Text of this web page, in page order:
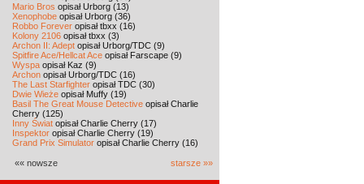
Mario Bros opisał Urborg (13)
Xenophobe opisał Urborg (36)
Robbo Forever opisał tbxx (16)
Kolony 2106 opisał tbxx (3)
Archon II: Adept opisał Urborg/TDC (9)
Spitfire Ace/Hellcat Ace opisał Farscape (9)
Wyspa opisał Kaz (9)
Archon opisał Urborg/TDC (16)
The Last Starfighter opisał TDC (30)
Dwie Wieże opisał Muffy (19)
Basil The Great Mouse Detective opisał Charlie
Cherry (125)
Inny Świat opisał Charlie Cherry (17)
Inspektor opisał Charlie Cherry (19)
Grand Prix Simulator opisał Charlie Cherry (16)
«« nowsze starsze »»